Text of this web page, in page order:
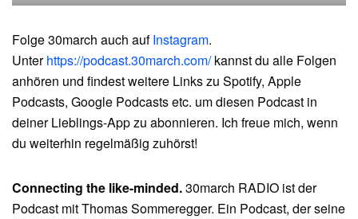
Folge 30march auch aufInstagram.
Unterhttps://podcast.30march.com/kannst du alle Folgen
anhören und findest weitere Links zu Spotify, Apple
Podcasts, Google Podcasts etc. um diesen Podcast in
deiner Lieblings-App zu abonnieren. Ich freue mich, wenn
du weiterhin regelmäßig zuhörst!
Connecting the like-minded.30march RADIO ist der
Podcast mit Thomas Sommeregger. Ein Podcast, der seine